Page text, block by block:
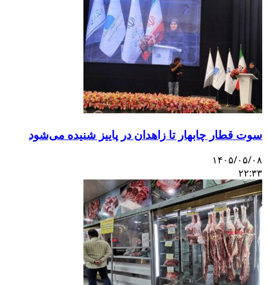
سوت قطار چابهار تا زاهدان در پاییز شنیده می‌شود
۱۴۰۵/۰۵/۰۸
۲۲:۳۳